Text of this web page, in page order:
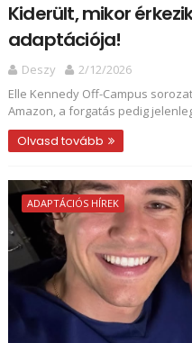
Kiderült, mikor
adaptációja!
Deszy
2/12/2026
Elle Kennedy Off-Campus
Amazon, a forgatás pedig
Olvasd tovább
ADAPTÁCIÓS HÍREK